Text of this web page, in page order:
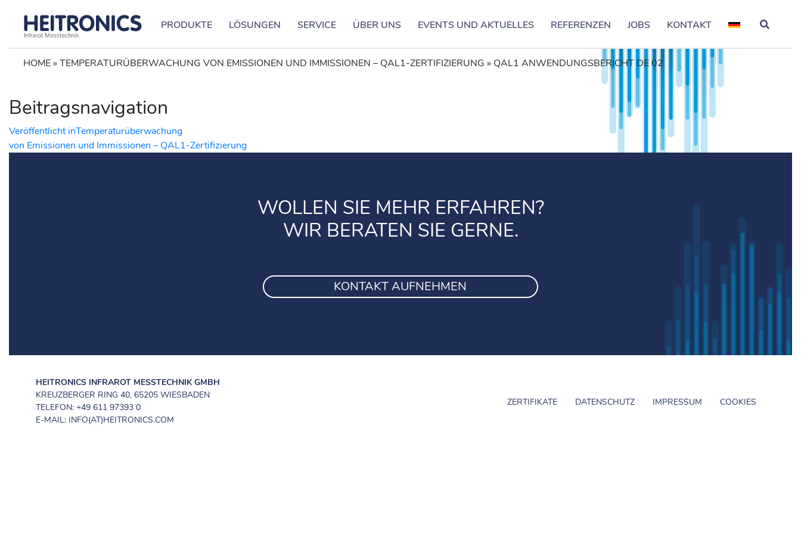
PRODUKTE LÖSUNGEN SERVICE ÜBER UNS EVENTS UND AKTUELLES REFERENZEN JOBS KONTAKT
HOME » TEMPERATURÜBERWACHUNG VON EMISSIONEN UND IMMISSIONEN – QAL1-ZERTIFIZIERUNG » QAL1 ANWENDUNGSBERICHT DE 02
Beitragsnavigation
Veröffentlicht inTemperaturüberwachung
von Emissionen und Immissionen – QAL1-Zertifizierung
WOLLEN SIE MEHR ERFAHREN?
WIR BERATEN SIE GERNE.
KONTAKT AUFNEHMEN
HEITRONICS INFRAROT MESSTECHNIK GMBH
KREUZBERGER RING 40, 65205 WIESBADEN
TELEFON: +49 611 97393 0
E-MAIL: INFO(AT)HEITRONICS.COM
COOKIES
IMPRESSUM
DATENSCHUTZ
ZERTIFIKATE